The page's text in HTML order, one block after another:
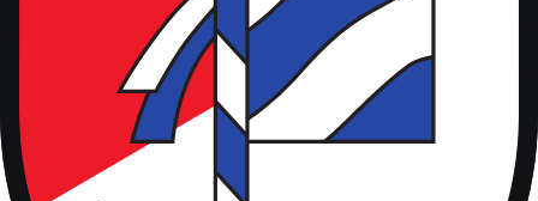
Kunstrasen